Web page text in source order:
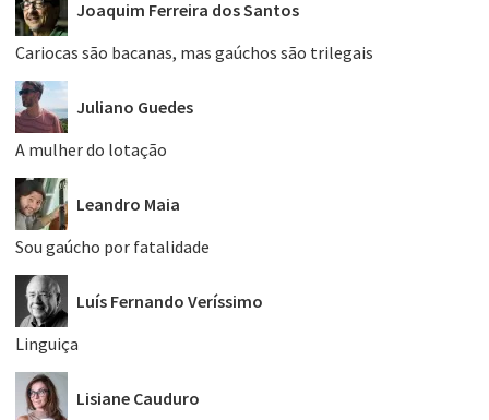
Joaquim Ferreira dos Santos
Cariocas são bacanas, mas gaúchos são trilegais
Juliano Guedes
A mulher do lotação
Leandro Maia
Sou gaúcho por fatalidade
Luís Fernando Veríssimo
Linguiça
Lisiane Cauduro